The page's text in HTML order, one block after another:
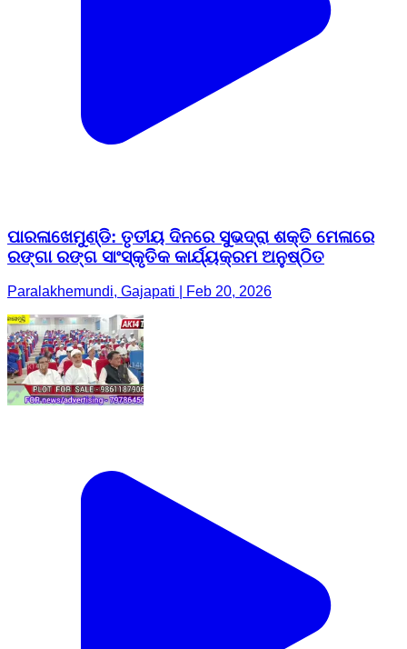
ପାରଳାଖେମୁଣ୍ଡି: ତୃତୀୟ ଦିନରେ ସୁଭଦ୍ରା ଶକ୍ତି ମେଳାରେ
ରଙ୍ଗା ରଙ୍ଗ ସାଂସ୍କୃତିକ କାର୍ଯ୍ୟକ୍ରମ ଅନୁଷ୍ଠିତ
Paralakhemundi, Gajapati | Feb 20, 2026